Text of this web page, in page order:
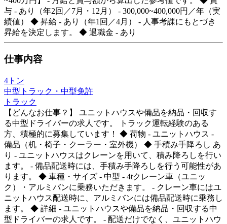
与 - あり（年2回／7月・12月） - 300,000~400,000円／年（実
績値） ◆ 昇給 - あり（年1回／4月） - 人事考課にもとづき
昇給を決定します。 ◆ 退職金 - あり
仕事内容
4トン
中型トラック・中型免許
トラック
【どんなお仕事？】 ユニットハウスや備品を納品・回収す
る中型ドライバーの求人です。 トラック運転経験のある
方、積極的に募集しています！ ◆ 荷物 - ユニットハウス -
備品（机・椅子・クーラー・室外機） ◆ 手積み手降ろし あ
り - ユニットハウスはクレーンを用いて、積み降ろしを行い
ます。 - 備品配送時には、手積み手降ろしを行う可能性があ
ります。 ◆ 車種・サイズ - 中型 - 4tクレーン車（ユニッ
ク）・アルミバンに乗務いただきます。 - クレーン車にはユ
ニットハウス配送時に、アルミバンには備品配送時に乗務し
ます。 ◆ 詳細 - ユニットハウスや備品を納品・回収する中
型ドライバーの求人です。 - 配送だけでなく、ユニットハウ